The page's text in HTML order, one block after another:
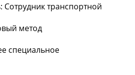
Сотрудник транспортной
метод
специальное